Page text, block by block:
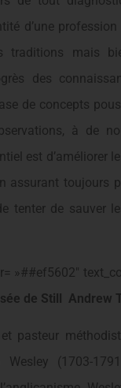
d’une
traditions mais
des
de concepts
à de
est d’améliorer
assurant toujours
tenter de sauver
»##ef5602″
de Still Andrew
et pasteur
(1703-